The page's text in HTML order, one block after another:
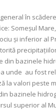
în
Someşul
și inferior al
din bazinele
unde au fost
la valori peste
bazinele
superior al